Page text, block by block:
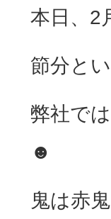
本日、2
節分と
弊社で
☻
鬼は赤